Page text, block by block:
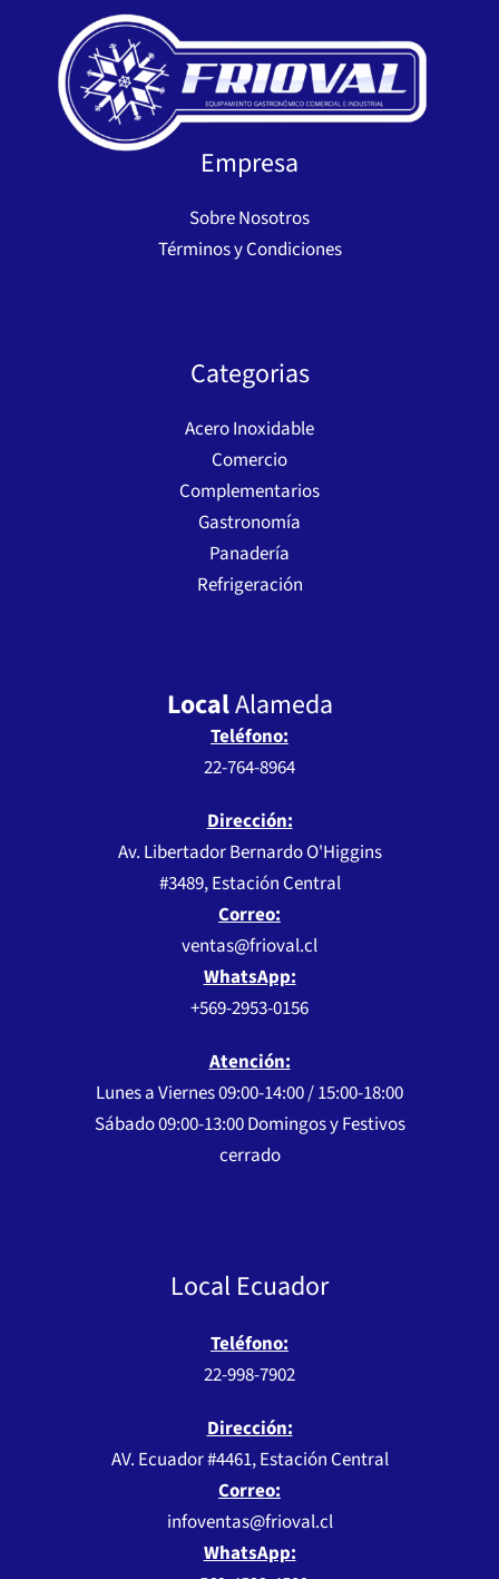
Empresa
Sobre Nosotros
Términos y Condiciones
Categorias
Acero Inoxidable
Comercio
Complementarios
Gastronomía
Panadería
Refrigeración
LocalAlameda
Teléfono:
22-764-8964
Dirección:
Av. Libertador Bernardo O'Higgins
#3489, Estación Central
Correo:
ventas@frioval.cl
WhatsApp:
+569-2953-0156
Atención:
Lunes a Viernes 09:00-14:00 / 15:00-18:00
Sábado 09:00-13:00 Domingos y Festivos
cerrado
Local Ecuador
Teléfono:
22-998-7902
Dirección:
AV. Ecuador #4461, Estación Central
Correo:
infoventas@frioval.cl
WhatsApp: